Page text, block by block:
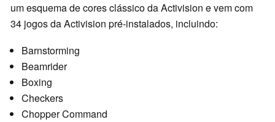
um esquema de cores clássico da Activision e vem com
34 jogos da Activision pré-instalados, incluindo:
Barnstorming
Beamrider
Boxing
Checkers
Chopper Command